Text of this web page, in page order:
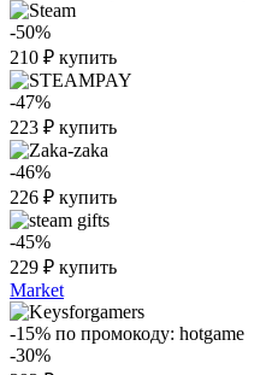
-50%
210 ₽ купить
-47%
223 ₽ купить
-46%
226 ₽ купить
-45%
229 ₽ купить
Market
-15% по промокоду: hotgame
-30%